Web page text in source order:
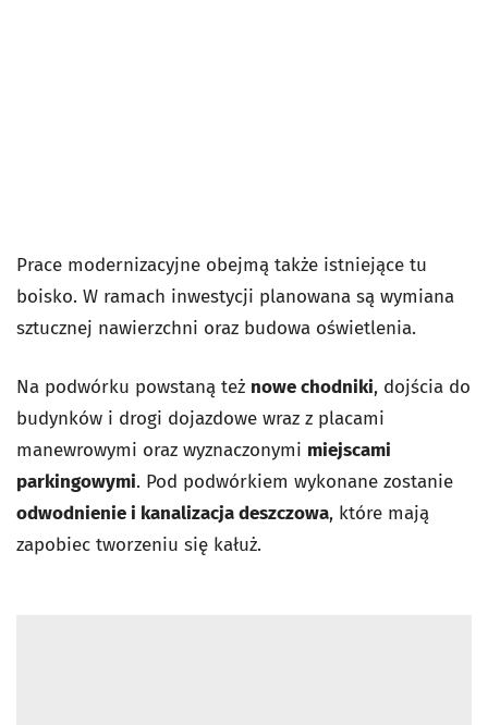
Prace modernizacyjne obejmą także istniejące tu
boisko. W ramach inwestycji planowana są wymiana
sztucznej nawierzchni oraz budowa oświetlenia.
Na podwórku powstaną też nowe chodniki, dojścia do
budynków i drogi dojazdowe wraz z placami
manewrowymi oraz wyznaczonymi miejscami
parkingowymi. Pod podwórkiem wykonane zostanie
odwodnienie i kanalizacja deszczowa, które mają
zapobiec tworzeniu się kałuż.